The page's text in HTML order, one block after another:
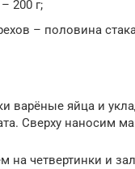
200 г;
– половина
варёные яйца и
Сверху наносим
на четвертинки и